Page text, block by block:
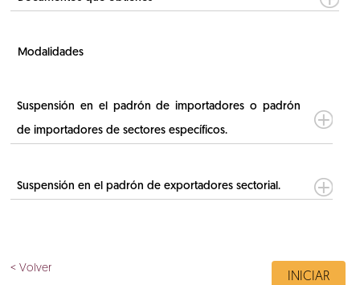
Modalidades
Suspensión en el padrón de importadores o padrón
de importadores de sectores específicos.
Suspensión en el padrón de exportadores sectorial.
< Volver
INICIAR